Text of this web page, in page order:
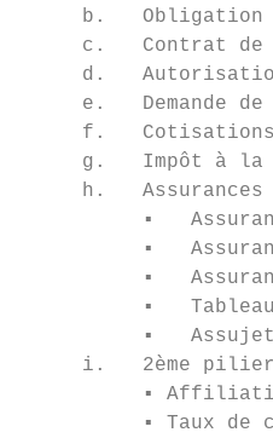
b.   Obligation
c.   Contrat de
d.
e.   Demande de
f.
g.   Impôt à la
h.   Assurances
▪
▪
▪
▪
▪
i.   2ème
▪
▪ Taux de